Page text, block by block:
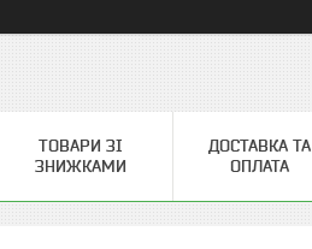
ТОВАРИ ЗІ
ЗНИЖКАМИ
ДОСТАВКА ТА
ОПЛАТА